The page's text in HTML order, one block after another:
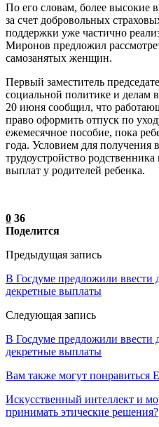
По его словам, более высокие
за счет добровольных
поддержки уже частично
Миронов предложил
самозанятых женщин.
Первый заместитель
социальной политике и делам
20 июня сообщил, что
право оформить отпуск по
ежемесячное пособие, пока
года. Условием для получения
трудоустройство
выплат у родителей ребенка.
0 36
Поделится
Предыдущая запись
В Госдуме предложили ввести
декретные выплаты
Следующая запись
В Госдуме предложили ввести
декретные выплаты
Вам также могут понравиться
Искусственный интеллект и
принимать этические решения?